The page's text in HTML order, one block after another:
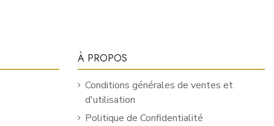
À PROPOS
Conditions générales de ventes et
d'utilisation
Politique de Confidentialité